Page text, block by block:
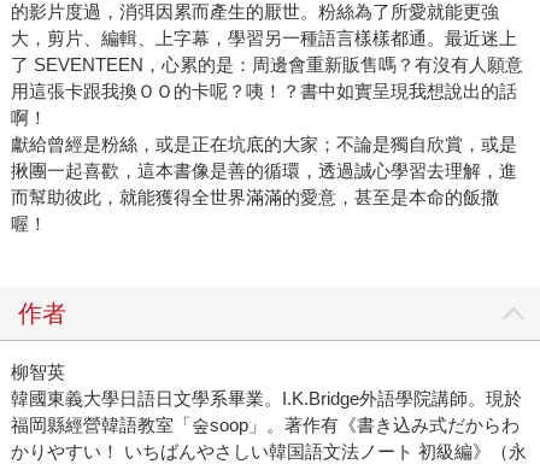
的影片度過，消弭因累而產生的厭世。粉絲為了所愛就能更強
大，剪片、編輯、上字幕，學習另一種語言樣樣都通。最近迷上
了 SEVENTEEN，心累的是：周邊會重新販售嗎？有沒有人願意
用這張卡跟我換ＯＯ的卡呢？咦！？書中如實呈現我想說出的話
啊！
獻給曾經是粉絲，或是正在坑底的大家；不論是獨自欣賞，或是
揪團一起喜歡，這本書像是善的循環，透過誠心學習去理解，進
而幫助彼此，就能獲得全世界滿滿的愛意，甚至是本命的飯撒
喔！
作者
柳智英
韓國東義大學日語日文學系畢業。I.K.Bridge外語學院講師。現於
福岡縣經營韓語教室「숲soop」。著作有《書き込み式だからわ
かりやすい！ いちばんやさしい韓国語文法ノート 初級編》（永